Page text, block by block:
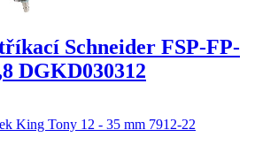
Schneider FSP-FP-
DGKD030312